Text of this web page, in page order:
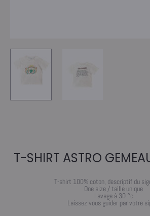
T-SHIRT ASTRO
T-shirt 100% coton, descriptif du
One size / taille unique
Lavage à 30 °c
Laissez vous guider par votre